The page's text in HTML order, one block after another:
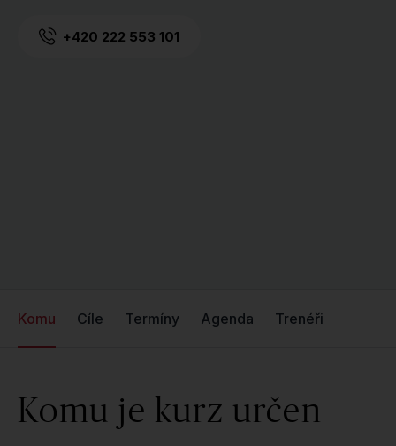
+420 222 553 101
Komu Cíle Termíny Agenda Trenéři
Komu je kurz určen